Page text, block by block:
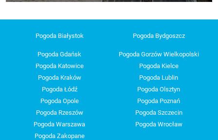
Pogoda Białystok Pogoda Bydgoszcz
Pogoda Gdańsk
Pogoda Gorzów Wielkopolski
Pogoda Katowice
Pogoda Kielce
Pogoda Kraków
Pogoda Lublin
Pogoda Łódź
Pogoda Olsztyn
Pogoda Opole
Pogoda Poznań
Pogoda Rzeszów
Pogoda Szczecin
Pogoda Warszawa
Pogoda Wrocław
Pogoda Zakopane